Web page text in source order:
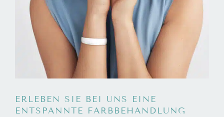
ERLEBEN SIE BEI UNS EINE
ENTSPANNTE FARBBEHANDLUNG